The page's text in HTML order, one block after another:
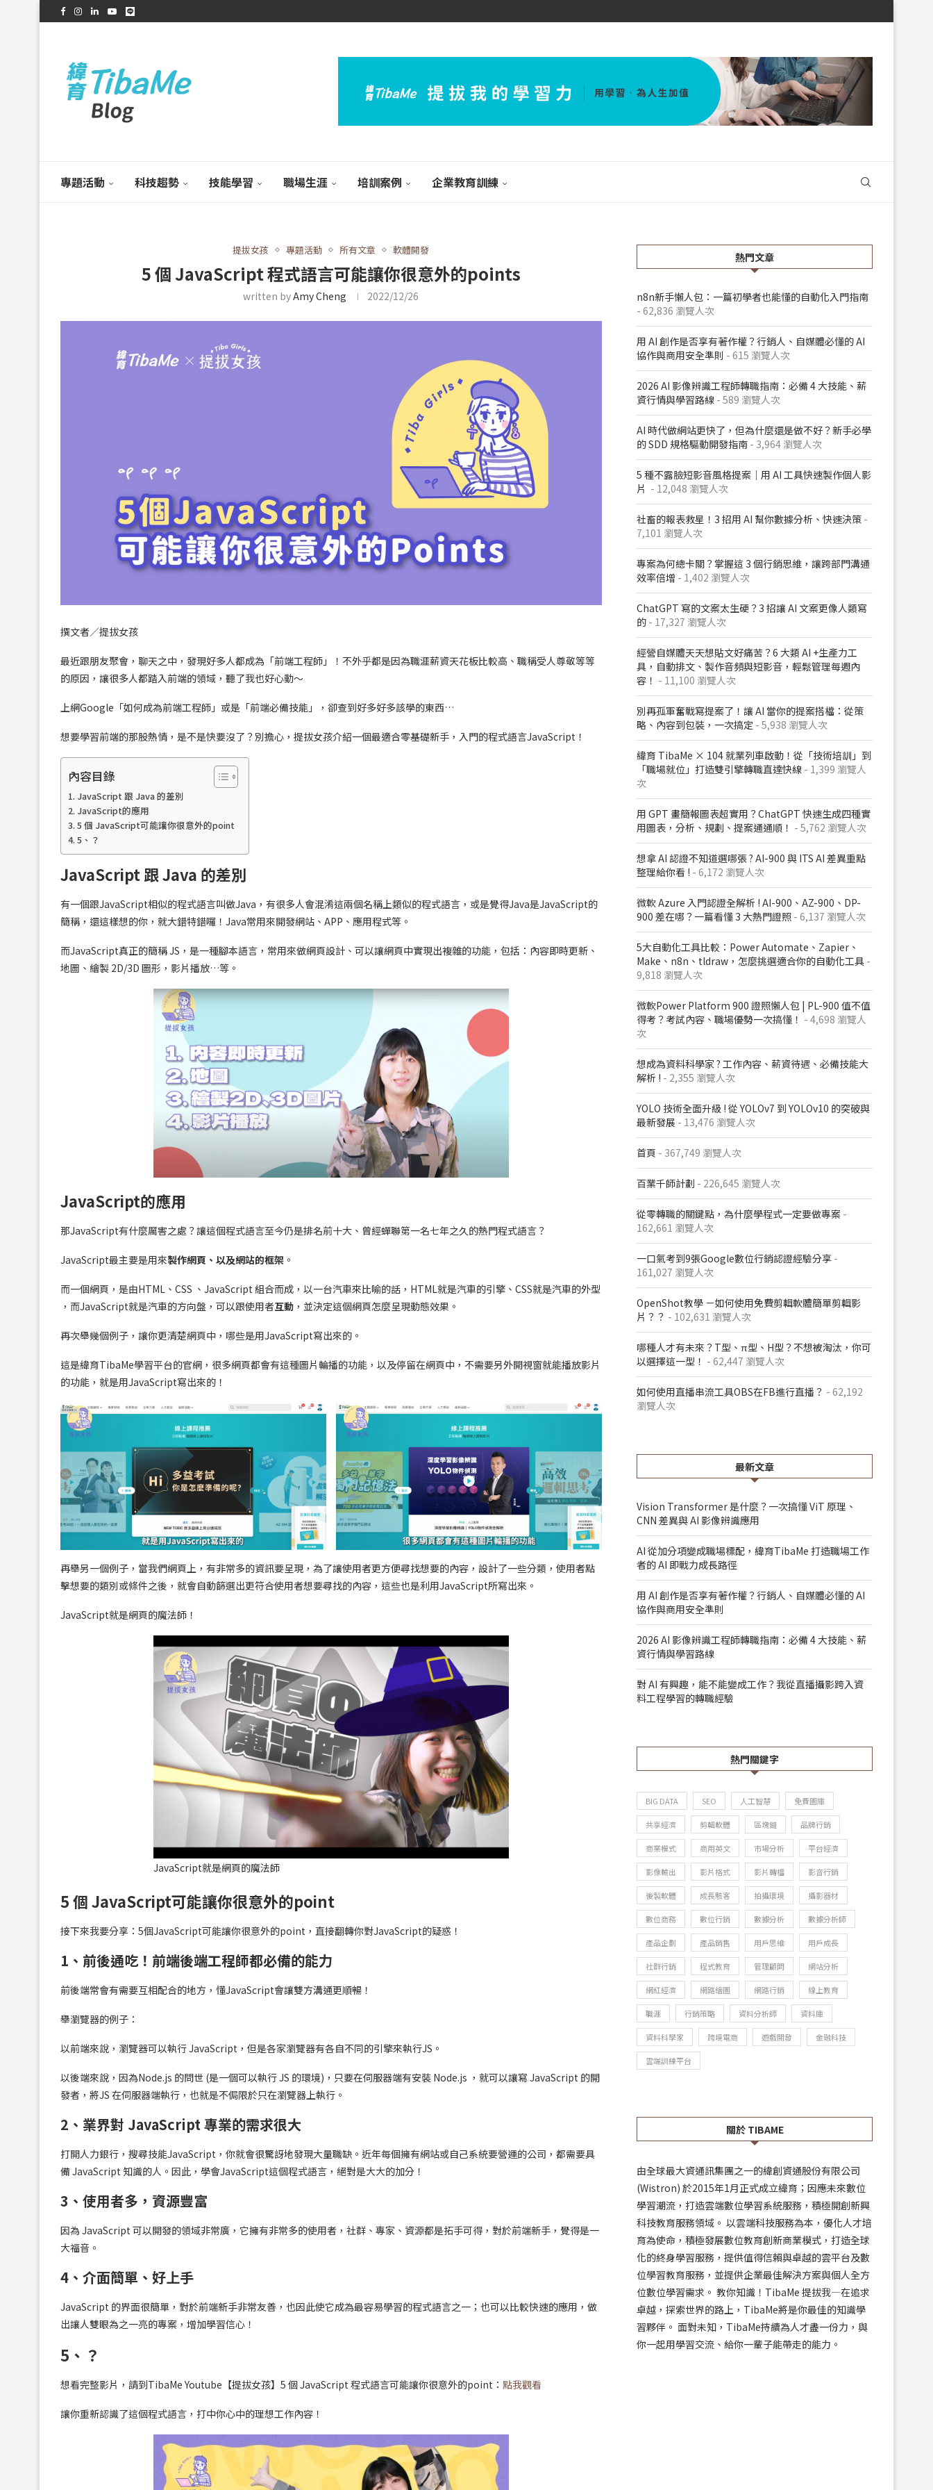
專題活動 科技趨勢 技能學習 職場生涯 培訓案例 企業教育訓練
提拔女孩 專題活動 所有文章 軟體開發
5 個 JavaScript 程式語言可能讓你很意外的points
written byAmy Cheng 2022/12/26
撰文者／提拔女孩
最近跟朋友聚會，聊天之中，發現好多人都成為「前端工程師」！不外乎都是因為職涯薪資天花板比較高、職稱受人尊敬等等
的原因，讓很多人都踏入前端的領域，聽了我也好心動～
上網Google「如何成為前端工程師」或是「前端必備技能」，卻查到好多好多該學的東西…
想要學習前端的那股熱情，是不是快要沒了？別擔心，提拔女孩介紹一個最適合零基礎新手，入門的程式語言JavaScript！
內容目錄
JavaScript 跟 Java 的差別
JavaScript的應用
5 個 JavaScript可能讓你很意外的point
5、？
JavaScript 跟 Java 的差別
有一個跟JavaScript相似的程式語言叫做Java，有很多人會混淆這兩個名稱上類似的程式語言，或是覺得Java是JavaScript的
簡稱，還這樣想的你，就大錯特錯囉！Java常用來開發網站、APP、應用程式等。
而JavaScript真正的簡稱 JS，是一種腳本語言，常用來做網頁設計、可以讓網頁中實現出複雜的功能，包括：內容即時更新、
地圖、繪製 2D/3D 圖形，影片播放…等。
JavaScript的應用
那JavaScript有什麼厲害之處？讓這個程式語言至今仍是排名前十大、曾經蟬聯第一名七年之久的熱門程式語言？
JavaScript最主要是用來製作網頁、以及網站的框架 。
而一個網頁，是由HTML、CSS 、JavaScript 組合而成，以一台汽車來比喻的話，HTML就是汽車的引擎、CSS就是汽車的外型
，而JavaScript就是汽車的方向盤，可以跟使用者互動 ，並決定這個網頁怎麼呈現動態效果。
再次舉幾個例子，讓你更清楚網頁中，哪些是用JavaScript寫出來的。
這是緯育TibaMe學習平台的官網，很多網頁都會有這種圖片輪播的功能，以及停留在網頁中，不需要另外開視窗就能播放影片
的功能，就是用JavaScript寫出來的！
再舉另一個例子，當我們網頁上，有非常多的資訊要呈現，為了讓使用者更方便尋找想要的內容，設計了一些分類，使用者點
擊想要的類別或條件之後，就會自動篩選出更符合使用者想要尋找的內容，這些也是利用JavaScript所寫出來。
JavaScript就是網頁的魔法師！
JavaScript就是網頁的魔法師
5 個 JavaScript可能讓你很意外的point
接下來我要分享：5個JavaScript可能讓你很意外的point，直接翻轉你對JavaScript的疑惑！
1、 前後通吃！前端後端工程師都必備的能力
前後端常會有需要互相配合的地方，懂JavaScript會讓雙方溝通更順暢！
舉瀏覽器的例子：
以前端來說，瀏覽器可以執行 JavaScript，但是各家瀏覽器有各自不同的引擎來執行JS。
以後端來說，因為Node.js 的問世 (是一個可以執行 JS 的環境)，只要在伺服器端有安裝 Node.js ，就可以讓寫 JavaScript 的開
發者，將JS 在伺服器端執行，也就是不侷限於只在瀏覽器上執行。
2、 業界對 JavaScript 專業的需求很大
打開人力銀行，搜尋技能JavaScript，你就會很驚訝地發現大量職缺。近年每個擁有網站或自己系統要營運的公司，都需要具
備 JavaScript 知識的人。因此，學會JavaScript這個程式語言，絕對是大大的加分！
3、 使用者多，資源豐富
因為 JavaScript 可以開發的領域非常廣，它擁有非常多的使用者，社群、專家、資源都是拓手可得，對於前端新手，覺得是一
大福音。
4、 介面簡單、好上手
JavaScript 的界面很簡單，對於前端新手非常友善，也因此使它成為最容易學習的程式語言之一；也可以比較快速的應用，做
出讓人雙眼為之一亮的專案，增加學習信心！
5、？
想看完整影片，請到TibaMe Youtube【提拔女孩】5 個 JavaScript 程式語言可能讓你很意外的point： 點我觀看
讓你重新認識了這個程式語言，打中你心中的理想工作內容！
熱門文章
n8n新手懶人包：一篇初學者也能懂的自動化入門指南
- 62,836 瀏覽人次
用 AI 創作是否享有著作權？行銷人、自媒體必懂的 AI
協作與商用安全準則 - 615 瀏覽人次
2026 AI 影像辨識工程師轉職指南：必備 4 大技能、薪
資行情與學習路線 - 589 瀏覽人次
AI 時代做網站更快了，但為什麼還是做不好？新手必學
的 SDD 規格驅動開發指南 - 3,964 瀏覽人次
5 種不露臉短影音風格提案｜用 AI 工具快速製作個人影
片 - 12,048 瀏覽人次
社畜的報表救星！3 招用 AI 幫你數據分析、快速決策 -
7,101 瀏覽人次
專案為何總卡關？掌握這 3 個行銷思維，讓跨部門溝通
效率倍增 - 1,402 瀏覽人次
ChatGPT 寫的文案太生硬？3 招讓 AI 文案更像人類寫
的 - 17,327 瀏覽人次
經營自媒體天天想貼文好痛苦？6 大類 AI +生產力工
具，自動排文、製作音頻與短影音，輕鬆管理每週內
容！ - 11,100 瀏覽人次
別再孤軍奮戰寫提案了！讓 AI 當你的提案搭檔：從策
略、內容到包裝，一次搞定 - 5,938 瀏覽人次
緯育 TibaMe × 104 就業列車啟動！從「技術培訓」到
「職場就位」打造雙引擎轉職直達快線 - 1,399 瀏覽人
次
用 GPT 畫簡報圖表超實用？ChatGPT 快速生成四種實
用圖表，分析、規劃、提案通通順！ - 5,762 瀏覽人次
想拿 AI 認證不知道選哪張 ? AI-900 與 ITS AI 差異重點
整理給你看 ! - 6,172 瀏覽人次
微軟 Azure 入門認證全解析​ ! AI-900、AZ-900、DP-
900 差在哪？​一篇看懂 3 大熱門證照​ - 6,137 瀏覽人次
5大自動化工具比較：Power Automate、Zapier、
Make、n8n、tldraw，怎麼挑選適合你的自動化工具 -
9,818 瀏覽人次
微軟Power Platform 900​ 證照懶人包​ | PL-900 值不值
得考？考試內容、職場優勢一次搞懂​！ - 4,698 瀏覽人
次
想成為資料科學家 ? 工作內容、薪資待遇、必備技能大
解析 ! - 2,355 瀏覽人次
YOLO 技術全面升級 ! 從 YOLOv7 到 YOLOv10 的突破與
最新發展 - 13,476 瀏覽人次
首頁 - 367,749 瀏覽人次
百業千師計劃 - 226,645 瀏覽人次
從零轉職的關鍵點，為什麼學程式一定要做專案 -
162,661 瀏覽人次
一口氣考到9張Google數位行銷認證經驗分享 -
161,027 瀏覽人次
OpenShot教學 －如何使用免費剪輯軟體簡單剪輯影
片？？ - 102,631 瀏覽人次
哪種人才有未來？T型、π型、H型？不想被淘汰，你可
以選擇這一型！ - 62,447 瀏覽人次
如何使用直播串流工具OBS在FB進行直播？ - 62,192
瀏覽人次
最新文章
Vision Transformer 是什麼？一次搞懂 ViT 原理、
CNN 差異與 AI 影像辨識應用
AI 從加分項變成職場標配，緯育TibaMe 打造職場工作
者的 AI 即戰力成長路徑
用 AI 創作是否享有著作權？行銷人、自媒體必懂的 AI
協作與商用安全準則
2026 AI 影像辨識工程師轉職指南：必備 4 大技能、薪
資行情與學習路線
對 AI 有興趣，能不能變成工作？我從直播攝影跨入資
料工程學習的轉職經驗
熱門關鍵字
BIG DATA SEO 人工智慧 免費圖庫
共享經濟 剪輯軟體 區塊鏈 品牌行銷
商業模式 商用英文 市場分析 平台經濟
影像輸出 影片格式 影片轉檔 影音行銷
後製軟體 成長駭客 拍攝環境 攝影器材
數位商務 數位行銷 數據分析 數據分析師
產品企劃 產品銷售 用戶思維 用戶成長
社群行銷 程式教育 管理顧問 網站分析
網紅經濟 網路繪圖 網路行銷 線上教育
職涯 行銷策略 資料分析師 資料庫
資料科學家 跨境電商 遊戲開發 金融科技
雲端訓練平台
關於 TIBAME
由全球最大資通訊集團之一的緯創資通股份有限公司
(Wistron) 於2015年1月正式成立緯育；因應未來數位
學習潮流，打造雲端數位學習系統服務，積極開創新興
科技教育服務領域。 以雲端科技服務為本，優化人才培
育為使命，積極發展數位教育創新商業模式，打造全球
化的終身學習服務，提供值得信賴與卓越的雲平台及數
位學習教育服務，並提供企業最佳解決方案與個人全方
位數位學習需求。 教你知識！TibaMe 提拔我—在追求
卓越，探索世界的路上，TibaMe將是你最佳的知識學
習夥伴。 面對未知，TibaMe持續為人才盡一份力，與
你一起用學習交流、給你一輩子能帶走的能力。